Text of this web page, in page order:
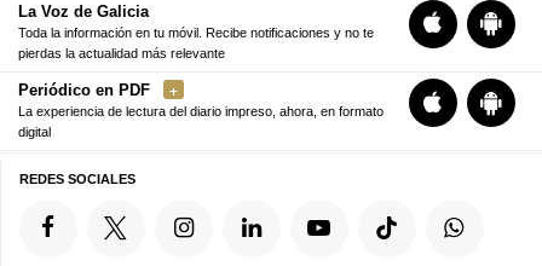
La Voz de Galicia
Toda la información en tu móvil. Recibe notificaciones y no te
pierdas la actualidad más relevante
Periódico en PDF
La experiencia de lectura del diario impreso, ahora, en formato
digital
REDES SOCIALES